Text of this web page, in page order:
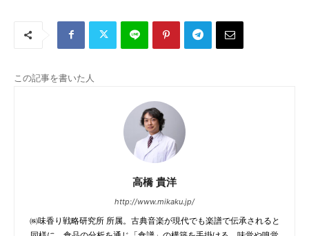
この記事を書いた人
高橋 貴洋
http://www.mikaku.jp/
㈱味香り戦略研究所 所属。古典音楽が現代でも楽譜で伝承されると